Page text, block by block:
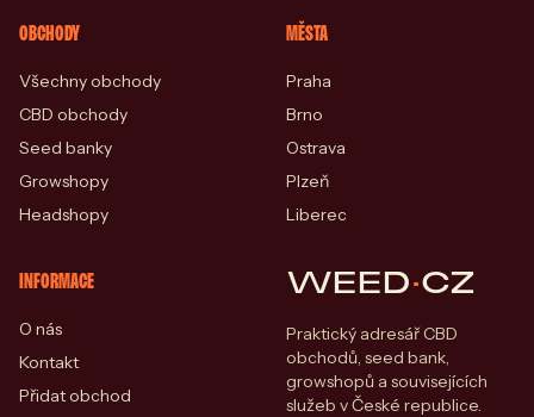
OBCHODY
Všechny obchody
CBD obchody
Seed banky
Growshopy
Headshopy
MĚSTA
Praha
Brno
Ostrava
Plzeň
Liberec
INFORMACE
O nás
Kontakt
Přidat obchod
WEED·CZ
Praktický adresář CBD
obchodů, seed bank,
growshopů a souvisejících
služeb v České republice.